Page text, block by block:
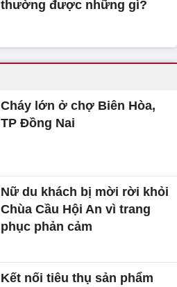
thường được những gì?
Cháy lớn ở chợ Biên Hòa,
TP Đồng Nai
Nữ du khách bị mời rời khỏi
Chùa Cầu Hội An vì trang
phục phản cảm
Kết nối tiêu thụ sản phẩm